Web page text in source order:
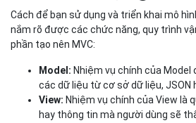
Cách để bạn sử dụng và triển khai mô
nắm rõ được các chức năng, quy trình
phần tạo nên MVC:
Model: Nhiệm vụ chính của Model
các dữ liệu từ cơ sở dữ liệu, JSON
View: Nhiệm vụ chính của View là
hay thông tin mà người dùng sẽ